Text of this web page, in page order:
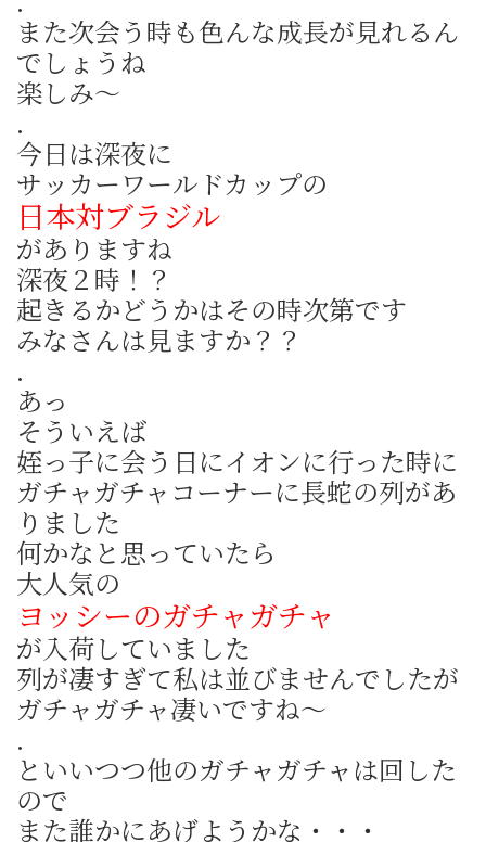
また次会う時も色んな成長が見れるん
でしょうね
楽しみ～
.
今日は深夜に
サッカーワールドカップの
日本対ブラジル
がありますね
深夜２時！？
起きるかどうかはその時次第です
みなさんは見ますか？？
.
あっ
そういえば
姪っ子に会う日にイオンに行った時に
ガチャガチャコーナーに長蛇の列があ
りました
何かなと思っていたら
大人気の
ヨッシーのガチャガチャ
が入荷していました
列が凄すぎて私は並びませんでしたが
ガチャガチャ凄いですね～
.
といいつつ他のガチャガチャは回した
ので
また誰かにあげようかな・・・